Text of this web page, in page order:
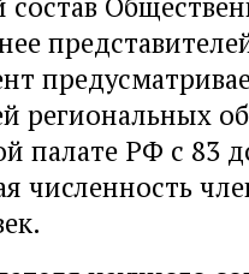
региональных
палате РФ с 83
численность